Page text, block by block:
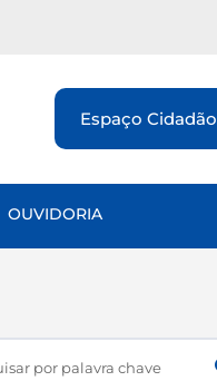
Espaço Cidadão
OUVIDORIA